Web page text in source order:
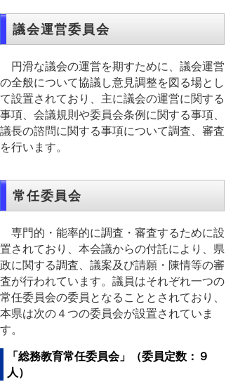
議会運営委員会
円滑な議会の運営を期すために、議会運営
の全般について協議し意見調整を図る場とし
て設置されており、主に議会の運営に関する
事項、会議規則や委員会条例に関する事項、
議長の諮問に関する事項について調査、審査
を行います。
常任委員会
専門的・能率的に調査・審査するために設
置されており、本会議からの付託により、県
政に関する調査、議案及び請願・陳情等の審
査が行われています。議員はそれぞれ一つの
常任委員会の委員となることとされており、
本県は次の４つの委員会が設置されていま
す。
「総務教育常任委員会」（委員定数：９
人）